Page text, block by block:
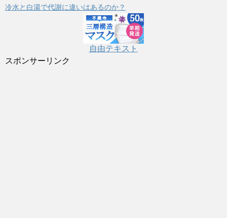
冷水と白湯で代謝に違いはあるのか？
自由テキスト
スポンサーリンク